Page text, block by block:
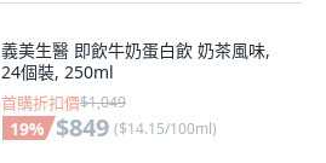
義美生醫 即飲牛奶蛋白飲 奶茶風味,
24個裝, 250ml
首購折扣價$1,049
19% $849 ($14.15/100ml)